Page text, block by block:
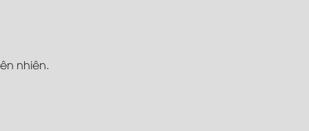
nhiên.